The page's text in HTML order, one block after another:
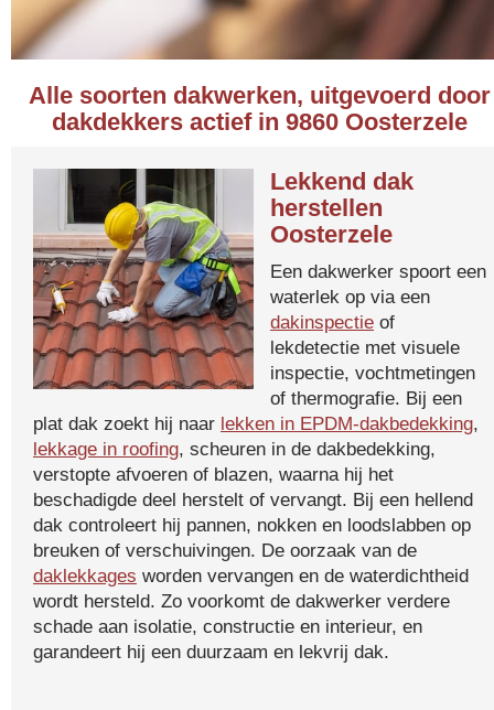
Alle soorten dakwerken, uitgevoerd door
dakdekkers actief in 9860 Oosterzele
Lekkend dak
herstellen
Oosterzele
Een dakwerker spoort een
waterlek op via een
dakinspectie of
lekdetectie met visuele
inspectie, vochtmetingen
of thermografie. Bij een
plat dak zoekt hij naar lekken in EPDM-dakbedekking,
lekkage in roofing, scheuren in de dakbedekking,
verstopte afvoeren of blazen, waarna hij het
beschadigde deel herstelt of vervangt. Bij een hellend
dak controleert hij pannen, nokken en loodslabben op
breuken of verschuivingen. De oorzaak van de
daklekkages worden vervangen en de waterdichtheid
wordt hersteld. Zo voorkomt de dakwerker verdere
schade aan isolatie, constructie en interieur, en
garandeert hij een duurzaam en lekvrij dak.